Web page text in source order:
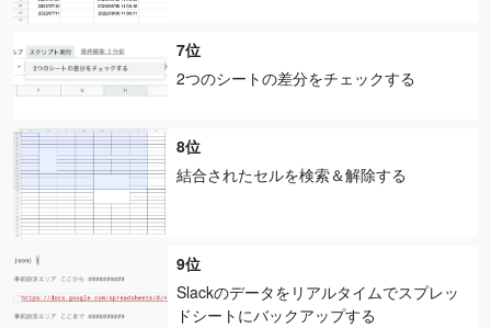
7位
2つのシートの差分をチェックする
8位
結合されたセルを検索＆解除する
9位
Slackのデータをリアルタイムでスプレッ
ドシートにバックアップする